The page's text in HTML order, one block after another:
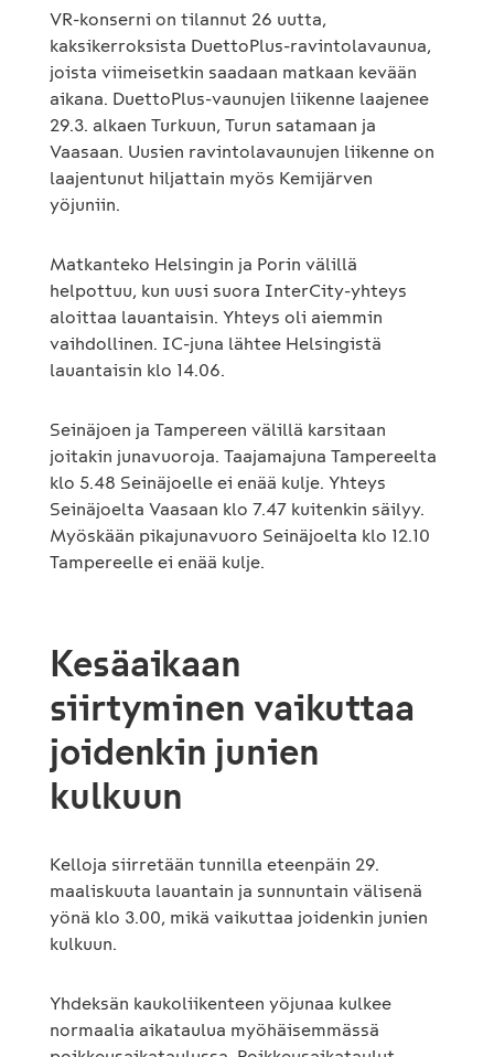
VR-konserni on tilannut 26 uutta,
kaksikerroksista DuettoPlus-ravintolavaunua,
joista viimeisetkin saadaan matkaan kevään
aikana. DuettoPlus-vaunujen liikenne laajenee
29.3. alkaen Turkuun, Turun satamaan ja
Vaasaan. Uusien ravintolavaunujen liikenne on
laajentunut hiljattain myös Kemijärven
yöjuniin.
Matkanteko Helsingin ja Porin välillä
helpottuu, kun uusi suora InterCity-yhteys
aloittaa lauantaisin. Yhteys oli aiemmin
vaihdollinen. IC-juna lähtee Helsingistä
lauantaisin klo 14.06.
Seinäjoen ja Tampereen välillä karsitaan
joitakin junavuoroja. Taajamajuna Tampereelta
klo 5.48 Seinäjoelle ei enää kulje. Yhteys
Seinäjoelta Vaasaan klo 7.47 kuitenkin säilyy.
Myöskään pikajunavuoro Seinäjoelta klo 12.10
Tampereelle ei enää kulje.
Kesäaikaan
siirtyminen vaikuttaa
joidenkin junien
kulkuun
Kelloja siirretään tunnilla eteenpäin 29.
maaliskuuta lauantain ja sunnuntain välisenä
yönä klo 3.00, mikä vaikuttaa joidenkin junien
kulkuun.
Yhdeksän kaukoliikenteen yöjunaa kulkee
normaalia aikataulua myöhäisemmässä